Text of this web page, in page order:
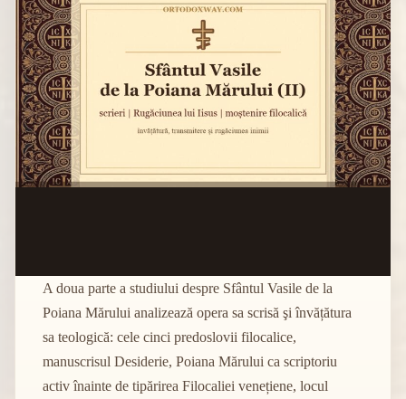
A doua parte a studiului despre Sfântul Vasile de la
Poiana Mărului analizează opera sa scrisă şi învățătura
sa teologică: cele cinci predoslovii filocalice,
manuscrisul Desiderie, Poiana Mărului ca scriptoriu
activ înainte de tipărirea Filocaliei venețiene, locul